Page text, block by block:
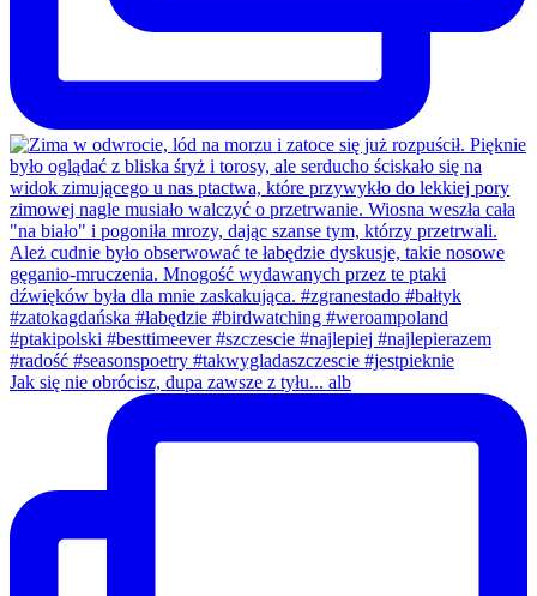
Jak się nie obrócisz, dupa zawsze z tyłu... alb